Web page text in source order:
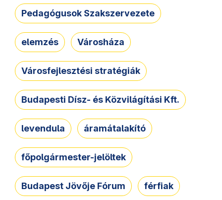
Pedagógusok Szakszervezete
elemzés Városháza
Városfejlesztési stratégiák
Budapesti Dísz- és Közvilágítási Kft.
levendula áramátalakító
főpolgármester-jelöltek
Budapest Jövője Fórum férfiak